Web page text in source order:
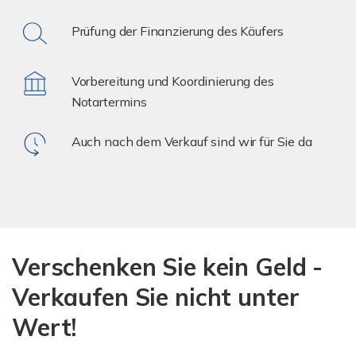
Prüfung der Finanzierung des Käufers
Vorbereitung und Koordinierung des
Notartermins
Auch nach dem Verkauf sind wir für Sie da
Verschenken Sie kein Geld -
Verkaufen Sie nicht unter
Wert!